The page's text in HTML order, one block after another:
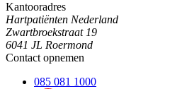
Kantooradres
Hartpatiënten Nederland
Zwartbroekstraat 19
6041 JL Roermond
Contact opnemen
085 081 1000